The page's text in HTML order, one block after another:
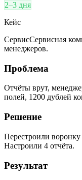
2–3 дня
Кейс
СервисСервисная
менеджеров.
Проблема
Отчёты врут,
полей, 1200 дублей
Решение
Перестроили
Настроили 4 отчёта.
Результат